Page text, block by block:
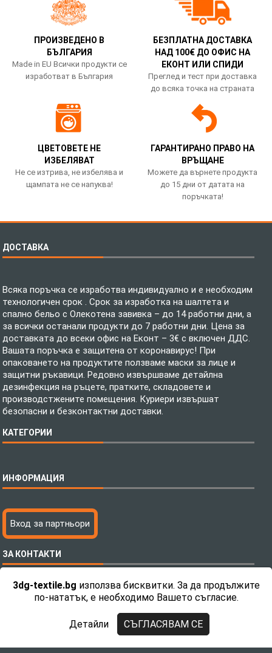
3dg-textile.bg използва бисквитки. За да продължите
по-нататък, е необходимо Вашето съгласие.
Детайли СЪГЛАСЯВАМ СЕ
ПРОИЗВЕДЕНО В
БЪЛГАРИЯ
Made in EU Всички продукти се
изработват в България
БЕЗПЛАТНА ДОСТАВКА
НАД 100€ ДО ОФИС НА
ЕКОНТ ИЛИ СПИДИ
Преглед и тест при доставка
до всяка точка на страната
ЦВЕТОВЕТЕ НЕ
ИЗБЕЛЯВАТ
Не се изтрива, не избелява и
щампата не се напуква!
ГАРАНТИРАНО ПРАВО НА
ВРЪЩАНЕ
Можете да върнете продукта
до 15 дни от датата на
поръчката!
ДОСТАВКА
Всяка поръчка се изработва индивидуално и е необходим
технологичен срок . Срок за изработка на шалтета и
спално бельо с Олекотена завивка – до 14 работни дни, а
за всички останали продукти до 7 работни дни. Цена за
доставката до всеки офис на Еконт – 3€ с включен ДДС.
Вашата поръчка е защитена от коронавирус! При
опаковането на продуктите ползваме маски за лице и
защитни ръкавици. Редовно извършваме детайлна
дезинфекция на ръцете, пратките, складовете и
производстжените помещения. Куриери извършат
безопасни и безконтактни доставки.
КАТЕГОРИИ
Бебешки спални комплекти
Тениски с пълноцветен печат
Хавлиени кърпи
Пончо за водни спортове
Микрофибърни Велурени Кърпи
Детски пончота
Поларени Одеяла
ИНФОРМАЦИЯ
Технология на печатане
Файлове за печат
Как да поръчам?
С какво сме различни?
Контакти
Политика за поверителност
Връщане на продукти
Вход за партньори
ЗА КОНТАКТИ
Телефон:0892 26 04 34 / 0896 57 42 42